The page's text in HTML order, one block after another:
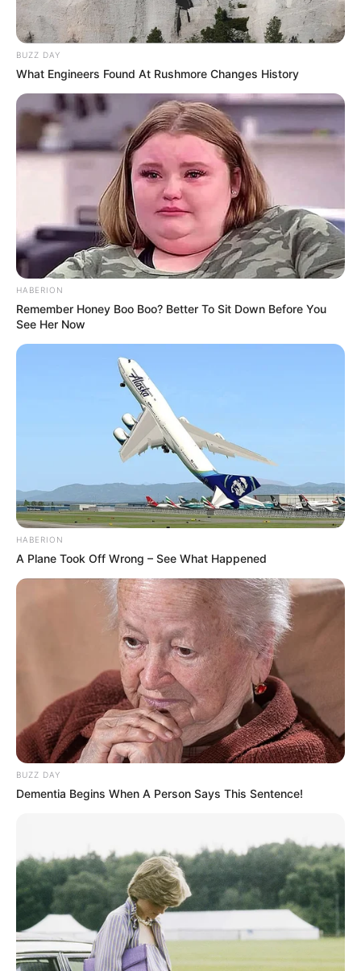
Joaninha Amarelinha- Arte em Festas
Paris Designer Digital
Impakto Visual
Painel com Chita e MDF
A chita é um tecido bastante utilizado nas festas
por suas estampas coloridas, divertidas e
chamativas. Aliado ao MDF torna-se algo rústico
BUZZ DAY
What Engineers Found At Rushmore Changes History
HABERION
Remember Honey Boo Boo? Better To Sit Down Before You
See Her Now
HABERION
A Plane Took Off Wrong – See What Happened
BUZZ DAY
Dementia Begins When A Person Says This Sentence!